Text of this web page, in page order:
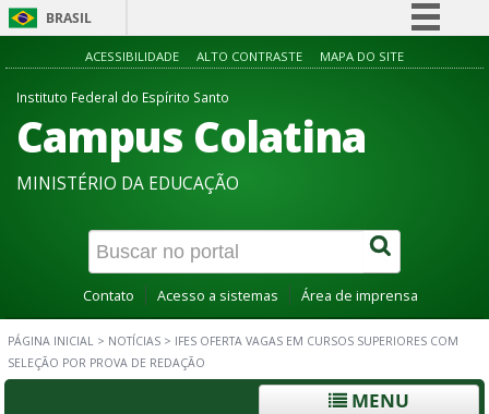
BRASIL
Simplifique!
Acesso à informação
Canais
ACESSIBILIDADE ALTO CONTRASTE MAPA DO SITE
Instituto Federal do Espírito Santo
Campus Colatina
MINISTÉRIO DA EDUCAÇÃO
Contato Acesso a sistemas Área de imprensa
PÁGINA INICIAL > NOTÍCIAS > IFES OFERTA VAGAS EM CURSOS SUPERIORES COM
SELEÇÃO POR PROVA DE REDAÇÃO
MENU